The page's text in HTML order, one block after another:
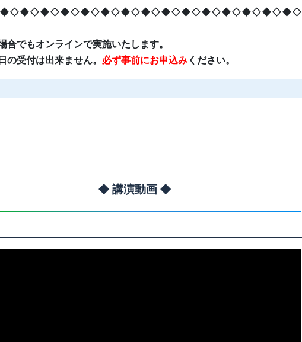
合でもオンラインで実施いたします。
の受付は出来ません。 必ず事前にお申込み ください。
◆ 講演動画 ◆